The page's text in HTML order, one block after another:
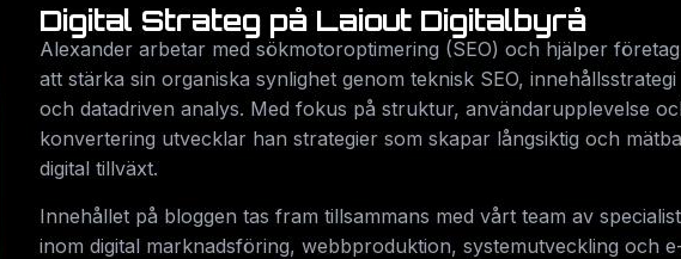
Digital Strateg på Laiout Digitalbyrå
Alexander arbetar med sökmotoroptimering (SEO) och hjälper företag
att stärka sin organiska synlighet genom teknisk SEO, innehållsstrategi
och datadriven analys. Med fokus på struktur, användarupplevelse
konvertering utvecklar han strategier som skapar långsiktig och
digital tillväxt.
Innehållet på bloggen tas fram tillsammans med vårt team av
inom digital marknadsföring, webbproduktion, systemutveckling och